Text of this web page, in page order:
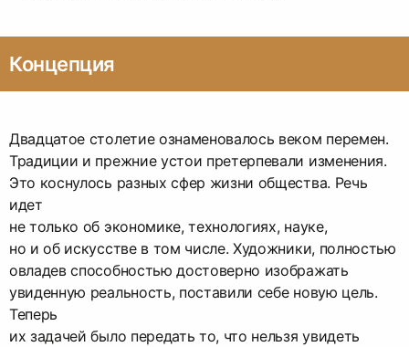
Концепция
Двадцатое столетие ознаменовалось веком перемен.
Традиции и прежние устои претерпевали изменения.
Это коснулось разных сфер жизни общества. Речь
идет
не только об экономике, технологиях, науке,
но и об искусстве в том числе. Художники, полностью
овладев способностью достоверно изображать
увиденную реальность, поставили себе новую цель.
Теперь
их задачей было передать то, что нельзя увидеть